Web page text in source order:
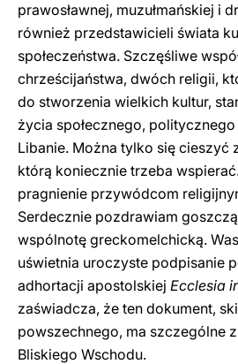
prawosławnej, muzułmańskiej i
również przedstawicieli świata
społeczeństwa. Szczęśliwe
chrześcijaństwa, dwóch religii,
do stworzenia wielkich kultur,
życia społecznego,
Libanie. Można tylko się cieszyć
którą koniecznie trzeba
pragnienie przywódcom
Serdecznie pozdrawiam
wspólnotę greckomelchicką.
uświetnia uroczyste podpisanie
adhortacji apostolskiej Ecclesia
zaświadcza, że ten dokument,
powszechnego, ma szczególne
Bliskiego Wschodu.